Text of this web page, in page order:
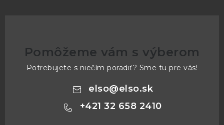
Pomôžeme vám s výberom
Potrebujete s niečím poradiť? Sme tu pre vás!
elso@elso.sk
+421 32 658 2410